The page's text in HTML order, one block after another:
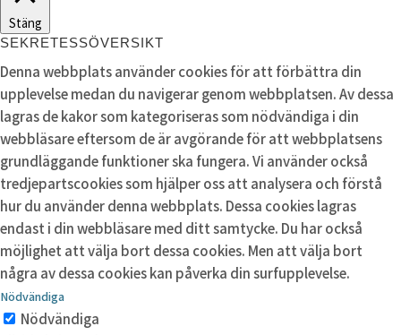
Stäng
SEKRETESSÖVERSIKT
Denna webbplats använder cookies för att förbättra din
upplevelse medan du navigerar genom webbplatsen. Av dessa
lagras de kakor som kategoriseras som nödvändiga i din
webbläsare eftersom de är avgörande för att webbplatsens
grundläggande funktioner ska fungera. Vi använder också
tredjepartscookies som hjälper oss att analysera och förstå
hur du använder denna webbplats. Dessa cookies lagras
endast i din webbläsare med ditt samtycke. Du har också
möjlighet att välja bort dessa cookies. Men att välja bort
några av dessa cookies kan påverka din surfupplevelse.
Nödvändiga
Nödvändiga